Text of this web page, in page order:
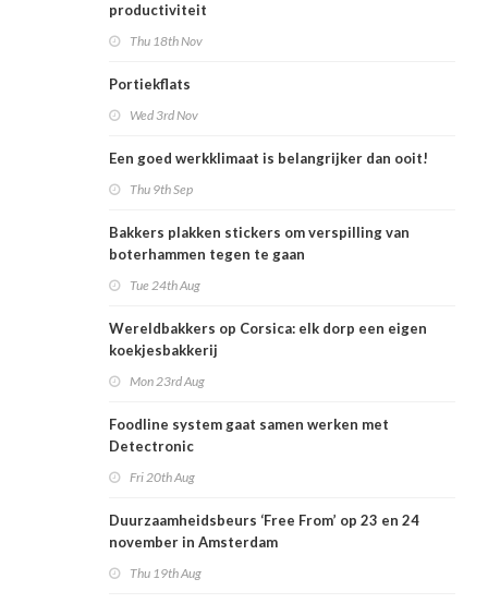
productiviteit
Thu 18th Nov
Portiekflats
Wed 3rd Nov
Een goed werkklimaat is belangrijker dan ooit!
Thu 9th Sep
Bakkers plakken stickers om verspilling van
boterhammen tegen te gaan
Tue 24th Aug
Wereldbakkers op Corsica: elk dorp een eigen
koekjesbakkerij
Mon 23rd Aug
Foodline system gaat samen werken met
Detectronic
Fri 20th Aug
Duurzaamheidsbeurs ‘Free From’ op 23 en 24
november in Amsterdam
Thu 19th Aug